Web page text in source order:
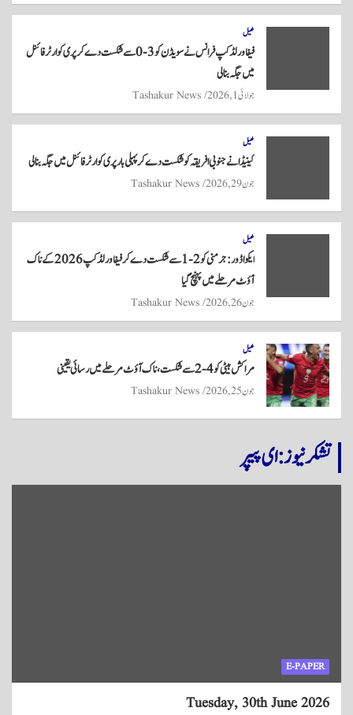
bo
tte
ail
ts
A
pp
re
کھیل
فیفا ورلڈ کپ فرانس نے سویڈن کو 3-0 سے شکست دے کر پری کوارٹر فائنل
میں جگہ بنا لی
جولائی 1, 2026 Tashakur News
کھیل
کینیڈا نے جنوبی افریقہ کو شکست دے کر پہلی بار پری کوارٹر فائنل میں جگہ بنا لی
جون 29, 2026 Tashakur News
کھیل
ایکواڈور: جرمنی کو 2-1 سے شکست دے کر فیفا ورلڈ کپ 2026 کے ناک
آؤٹ مرحلے میں پہنچ گیا
جون 26, 2026 Tashakur News
کھیل
مراکش ہیٹی کو 4-2 سے شکست، ناک آؤٹ مرحلے میں رسائی یقینی
جون 25, 2026 Tashakur News
تشکر نیوز: ای پیپر
E-PAPER
Tuesday, 30th June 2026